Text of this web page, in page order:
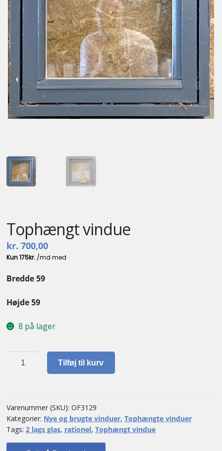
Kontakt
Tophængt vindue
kr. 700,00
Bredde 59
Højde 59
8 på lager
Tophængt
Tilføj til kurv
Varenummer (SKU): OF3129
Kategorier: Nye og brugte vinduer, Tophængte vinduer
Tags: 2 lags glas, rationel, Tophængt vindue